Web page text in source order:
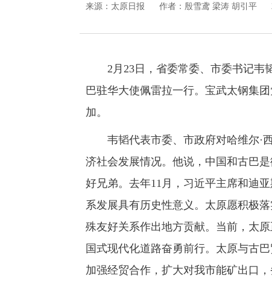
来源： 太原日报 作者：殷雪鸢 梁涛 胡引平
2月23日，省委常委、市委书记韦
巴驻华大使佩雷拉一行。宝武太钢集
加。
韦韬代表市委、市政府对哈维尔·
济社会发展情况。他说，中国和古巴
好兄弟。去年11月，习近平主席和迪
系发展具有历史性意义。太原愿积极
殊友好关系作出地方贡献。当前，太
国式现代化道路奋勇前行。太原与古
加强经贸合作，扩大对我市能矿出口